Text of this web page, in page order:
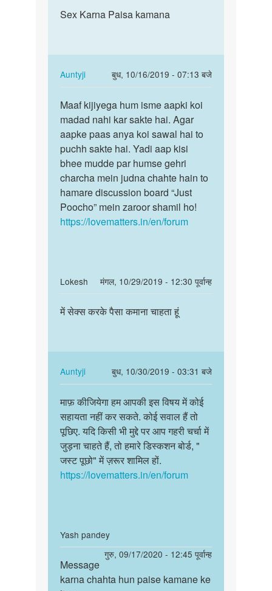
to
ki
sahi
age
samar
Sex
kamana
Sex Karna Paisa kamana
Auntyji
बुध, 10/16/2019 - 07:13 बजे
In
reply
to
Sex
Karna
Paisa
kamana
by
Altaf
khan
Maaf
kijiyega
hum
isme
aapki…
Maaf kijiyega hum isme aapki koi
madad nahi kar sakte hai. Agar
aapke paas anya koi sawal hai to
puchh sakte hai. Yadi aap kisi
bhee mudde par humse gehri
charcha mein judna chahte hain to
hamare discussion board “Just
Poocho” mein zaroor shamil ho!
https://lovematters.in/en/forum
Lokesh
मंगल, 10/29/2019 - 12:30 पूर्वान्ह
reply
to
Paisa
kamana
by
Altaf
khan
में
पैसा
कमाना…
में सेक्स करके पैसा कमाना चाहता हूं
Auntyji
बुध, 10/30/2019 - 03:31 बजे
In
reply
to
में
सेक्स
करके
पैसा
कमाना…
माफ़
कीजियेगा
हम
आपकी
इस
विषय…
माफ़ कीजियेगा हम आपकी इस विषय में कोई
सहायता नहीं कर सकते. कोई सवाल हैं तो
पूछिए. यदि किसी भी मुद्दे पर आप गहरी चर्चा में
जुड़ना चाहते हैं, तो हमारे डिस्कशन बोर्ड, "
जस्ट पूछो" में ज़रूर शामिल हों.
https://lovematters.in/en/forum
Yash pandey
गुरु, 09/17/2020 - 12:45 पूर्वान्ह
In
reply
to
में
Message
karna
Message
karna chahta hun paise kamane ke